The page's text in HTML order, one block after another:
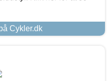
Cykler.dk